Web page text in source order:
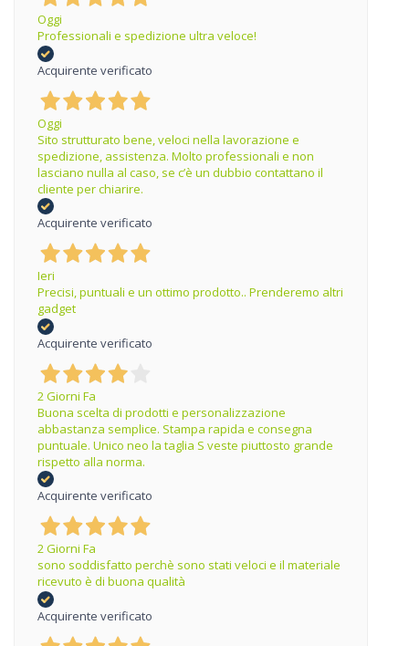
Oggi
Professionali e spedizione ultra veloce!
Acquirente verificato
Oggi
Sito strutturato bene, veloci nella lavorazione e
spedizione, assistenza. Molto professionali e non
lasciano nulla al caso, se c’è un dubbio contattano il
cliente per chiarire.
Acquirente verificato
Ieri
Precisi, puntuali e un ottimo prodotto.. Prenderemo altri
gadget
Acquirente verificato
2 Giorni Fa
Buona scelta di prodotti e personalizzazione
abbastanza semplice. Stampa rapida e consegna
puntuale. Unico neo la taglia S veste piuttosto grande
rispetto alla norma.
Acquirente verificato
2 Giorni Fa
sono soddisfatto perchè sono stati veloci e il materiale
ricevuto è di buona qualità
Acquirente verificato